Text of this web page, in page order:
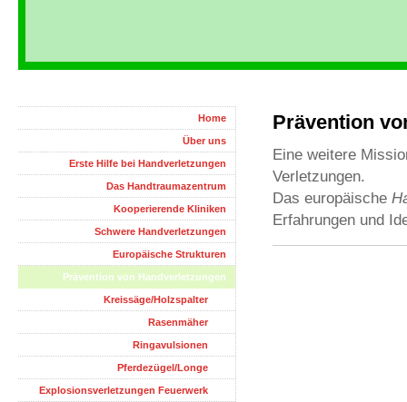
Prävention
Eine weitere
Verletzungen.
Das europäische
Erfahrungen und
Home
Über uns
Erste Hilfe bei Handverletzungen
Das Handtraumazentrum
Kooperierende Kliniken
Schwere Handverletzungen
Europäische Strukturen
Prävention von Handverletzungen
Kreissäge/Holzspalter
Rasenmäher
Ringavulsionen
Pferdezügel/Longe
Explosionsverletzungen Feuerwerk